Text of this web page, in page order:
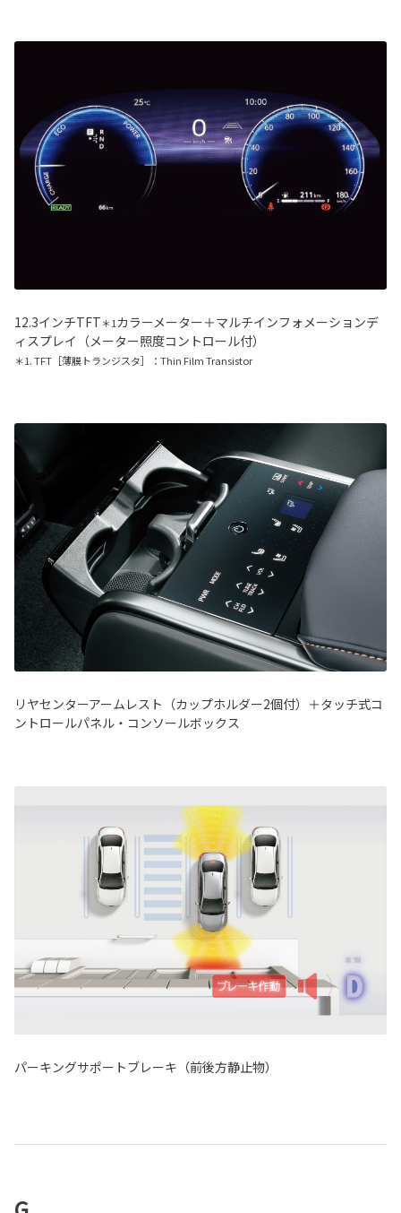
12.3インチTFT＊1カラーメーター＋マルチインフォメーションデ
ィスプレイ（メーター照度コントロール付）
＊1. TFT［薄膜トランジスタ］：Thin Film Transistor
リヤセンターアームレスト（カップホルダー2個付）＋タッチ式コ
ントロールパネル・コンソールボックス
パーキングサポートブレーキ（前後方静止物）